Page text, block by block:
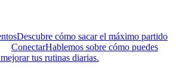
Descubre cómo sacar el máximo partido
ConectarHablemos sobre cómo puedes
tus rutinas diarias.